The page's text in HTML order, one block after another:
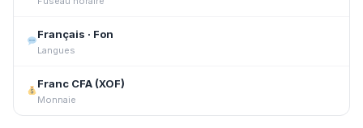
Français · Fon
Langues
Franc CFA (XOF)
Monnaie